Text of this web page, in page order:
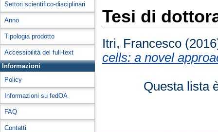
Settori scientifico-disciplinari
Anno
Tipologia prodotto
Accessibilità del full-text
Informazioni
Policy
Informazioni su fedOA
FAQ
Contatti
Tesi di
Itri, Francesco
cells: a novel
Questa lista